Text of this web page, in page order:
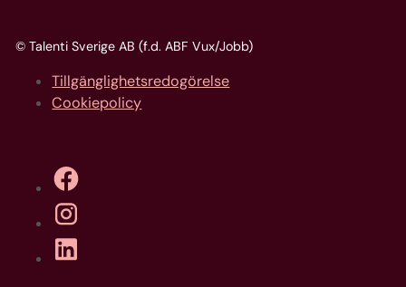
© Talenti Sverige AB (f.d. ABF Vux/Jobb)
Tillgänglighetsredogörelse
Cookiepolicy